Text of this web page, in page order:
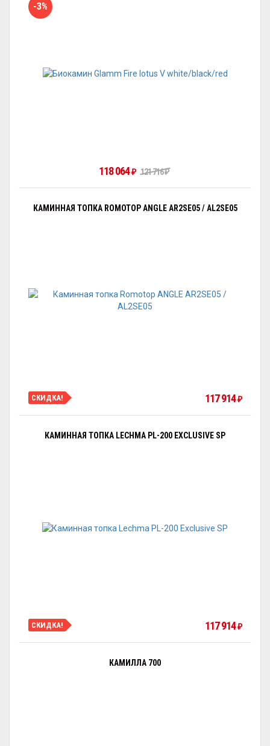
-3%
118 064 ₽ 121 716₽
КАМИННАЯ ТОПКА ROMOTOP ANGLE AR2SE05 / AL2SE05
СКИДКА! 117 914 ₽
КАМИННАЯ ТОПКА LECHMA PL-200 EXCLUSIVE SP
СКИДКА! 117 914 ₽
КАМИЛЛА 700